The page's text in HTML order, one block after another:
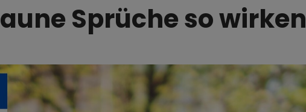
Sprüche so wirken